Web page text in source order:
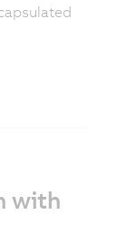
with